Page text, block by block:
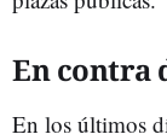
En contra
En los últimos